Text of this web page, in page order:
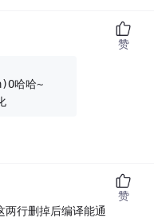
哈哈~
赞
行删掉后编译能通
赞